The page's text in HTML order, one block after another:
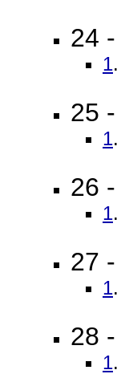
24
1.
25
1.
26
1.
27
1.
28
1.